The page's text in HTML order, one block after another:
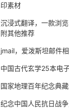
印素材
沉浸式翻译，一款浏
附其他推荐
jmail，爱泼斯坦邮件
中国古代玄学25本电
国家地理百年纪念典
纪念中国人民抗日战